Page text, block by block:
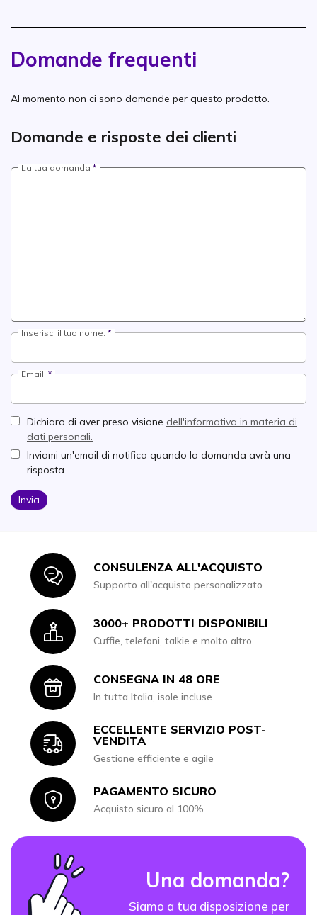
Domande frequenti
Al momento non ci sono domande per questo prodotto.
Domande e risposte dei clienti
La tua domanda
Inserisci il tuo nome:
Email:
Dichiaro di aver preso visione dell'informativa in materia di
dati personali.
Inviami un'email di notifica quando la domanda avrà una
risposta
Invia
IconCONSULENZA ALL'ACQUISTO
Supporto all'acquisto personalizzato
Icon3000+ PRODOTTI DISPONIBILI
Cuffie, telefoni, talkie e molto altro
IconCONSEGNA IN 48 ORE
In tutta Italia, isole incluse
Icon
ECCELLENTE SERVIZIO POST-
VENDITA
Gestione efficiente e agile
IconPAGAMENTO SICURO
Acquisto sicuro al 100%
Una domanda?
Siamo a tua disposizione per